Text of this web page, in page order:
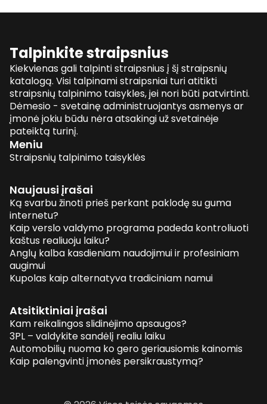
Talpinkite straipsnius
Kiekvienas gali talpinti straipsnius į šį straipsnių
katalogą. Visi talpinami straipsniai turi atitikti
straipsnių talpinimo taisykles, jei nori būti patvirtinti.
Dėmesio - svetainę administruojantys asmenys ar
įmonė jokiu būdu nėra atsakingi už svetainėje
pateiktą turinį.
Meniu
Straipsnių talpinimo taisyklės
Naujausi įrašai
Ką svarbu žinoti prieš perkant paklodę su guma
internetu?
Kaip verslo valdymo programa padeda kontroliuoti
kaštus realiuoju laiku?
Anglų kalba kasdieniam naudojimui ir profesiniam
augimui
Kupolas kaip alternatyva tradiciniam namui
Atsitiktiniai įrašai
Kam reikalingos slidinėjimo apsaugos?
3PL – valdykite sandėlį realiu laiku
Automobilių nuoma ko gero geriausiomis kainomis
Kaip palengvinti įmonės persikraustymą?